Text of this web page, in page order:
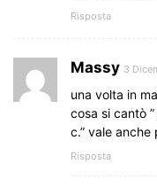
Risposta
Massy 3
una volta in
cosa si cantò
c.” vale anche
Risposta